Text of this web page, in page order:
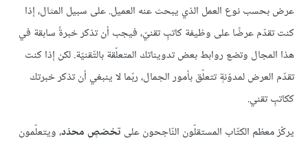
عرض بحسب نوع العمل الذي يبحث عنه العميل. على سبيل المثال، إذا
كنت تقدّم عرضًا على وظيفة كاتبٍ تقنيّ، فيجب أن تذكر خبرةً سابقة في
هذا المجال وتضع روابط بعض تدويناتك المتعلّقة بالتّقنيّة. لكن إذا كنت
تقدّم العرض لمدوّنةٍ تتعلّق بأمور الجمال، ربّما لا ينبغي أن تذكر خبرتك
ككاتبٍ تقني.
يركّز معظم الكتّاب المستقلّون النّاجحون على تخصّصٍ محدّد، ويتعلّمون